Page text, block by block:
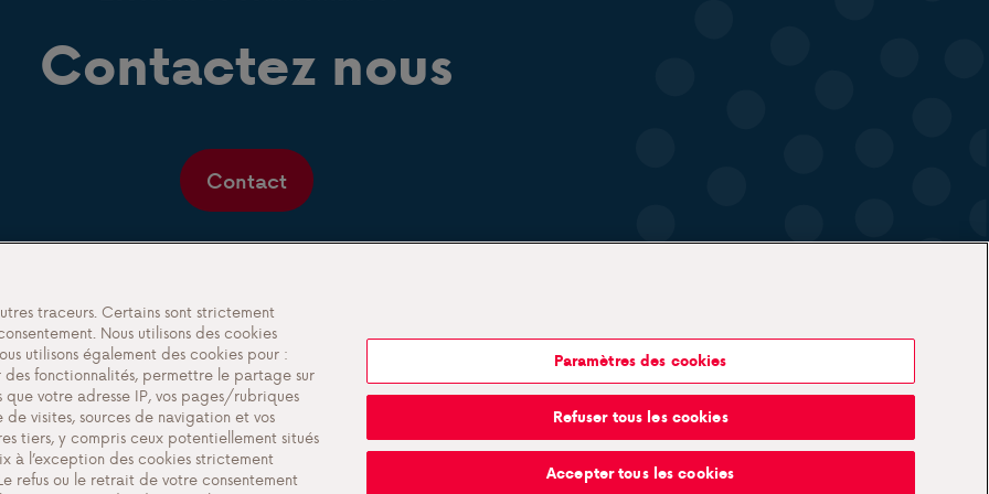
Contactez nous
Contact
Paramètres des cookies
Conditions générales de vente
Documents importants
Politique de confidentialité et cookies
Mon Antargaz
traceurs. Certains sont strictement
Nous utilisons des cookies
utilisons également des cookies pour :
fonctionnalités, permettre le partage sur
votre adresse IP, vos pages/rubriques
visites, sources de navigation et vos
tiers, y compris ceux potentiellement situés
à l’exception des cookies strictement
refus ou le retrait de votre consentement
Paramètres des cookies
Refuser tous les cookies
Accepter tous les cookies